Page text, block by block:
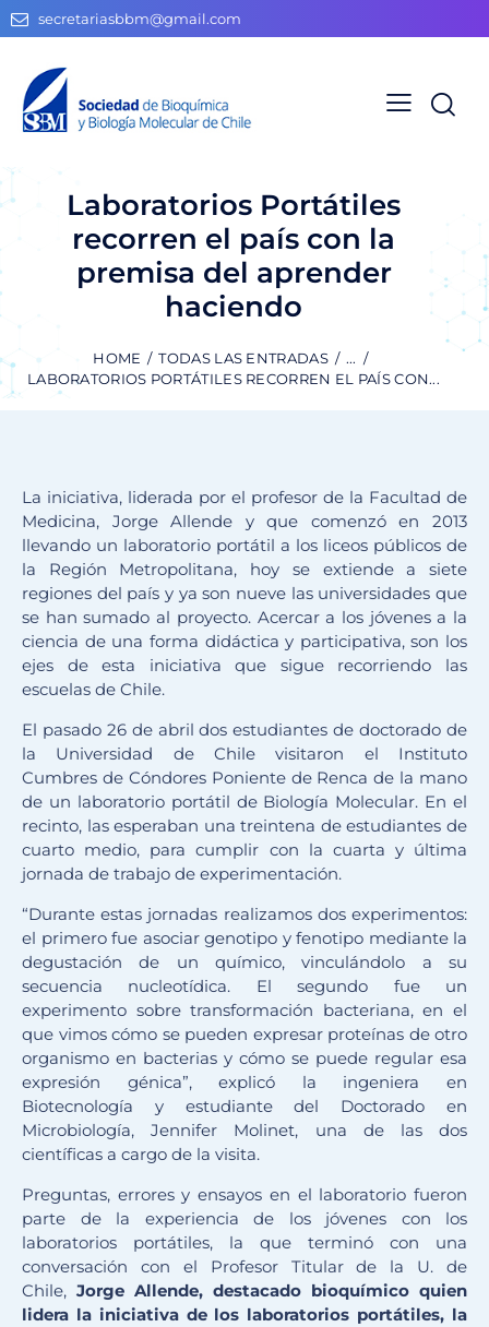
secretariasbbm@gmail.com
Laboratorios Portátiles
recorren el país con la
premisa del aprender
haciendo
HOME TODAS LAS ENTRADAS
...
LABORATORIOS PORTÁTILES RECORREN EL PAÍS CON...
La iniciativa, liderada por el profesor de la Facultad de
Medicina, Jorge Allende y que comenzó en 2013
llevando un laboratorio portátil a los liceos públicos de
la Región Metropolitana, hoy se extiende a siete
regiones del país y ya son nueve las universidades que
se han sumado al proyecto. Acercar a los jóvenes a la
ciencia de una forma didáctica y participativa, son los
ejes de esta iniciativa que sigue recorriendo las
escuelas de Chile.
El pasado 26 de abril dos estudiantes de doctorado de
la Universidad de Chile visitaron el Instituto
Cumbres de Cóndores Poniente de Renca de la mano
de un laboratorio portátil de Biología Molecular. En el
recinto, las esperaban una treintena de estudiantes de
cuarto medio, para cumplir con la cuarta y última
jornada de trabajo de experimentación.
“Durante estas jornadas realizamos dos experimentos:
el primero fue asociar genotipo y fenotipo mediante la
degustación de un químico, vinculándolo a su
secuencia nucleotídica. El segundo fue un
experimento sobre transformación bacteriana, en el
que vimos cómo se pueden expresar proteínas de otro
organismo en bacterias y cómo se puede regular esa
expresión génica”, explicó la ingeniera en
Biotecnología y estudiante del Doctorado en
Microbiología, Jennifer Molinet, una de las dos
científicas a cargo de la visita.
Preguntas, errores y ensayos en el laboratorio fueron
parte de la experiencia de los jóvenes con los
laboratorios portátiles, la que terminó con una
conversación con el Profesor Titular de la U. de
Chile, Jorge Allende, destacado bioquímico quien
lidera la iniciativa de los laboratorios portátiles, la